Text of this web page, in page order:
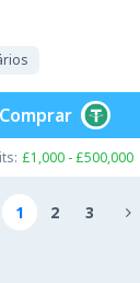
£1,000 - £500,000
Comprar
1 2 3 